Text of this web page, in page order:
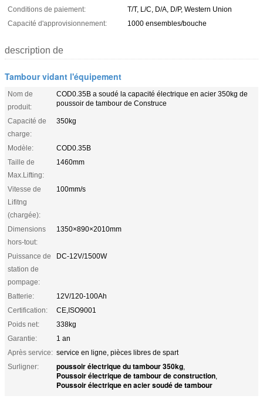
Conditions de paiement:
T/T, L/C, D/A, D/P, Western Union
Capacité d'approvisionnement:
1000 ensembles/bouche
description de
Tambour vidant l'équipement
Nom de
produit:
COD0.35B a soudé la capacité électrique en acier 350kg de
poussoir de tambour de Construce
Capacité de
charge:
350kg
Modèle:
COD0.35B
Taille de
Max.Lifting:
1460mm
Vitesse de
Lifitng
(chargée):
100mm/s
Dimensions
hors-tout:
1350×890×2010mm
Puissance de
station de
pompage:
DC-12V/1500W
Batterie:
12V/120-100Ah
Certification:
CE,ISO9001
Poids net:
338kg
Garantie:
1 an
Après service: service en ligne, pièces libres de spart
Surligner:
poussoir électrique du tambour 350kg,
Poussoir électrique de tambour de construction,
Poussoir électrique en acier soudé de tambour